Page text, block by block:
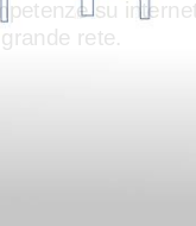
su
rete.